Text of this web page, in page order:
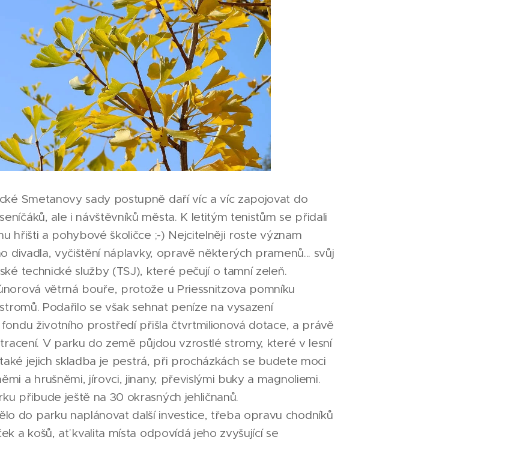
Smetanovy sady postupně daří víc a víc zapojovat do
ale i návštěvníků města. K letitým tenistům se přidali
hřišti a pohybové školičce ;-) Nejcitelněji roste význam
divadla, vyčištění náplavky, opravě některých pramenů... svůj
technické služby (TSJ), které pečují o tamní zeleň.
větrná bouře, protože u Priessnitzova pomníku
Podařilo se však sehnat peníze na vysazení
fondu životního prostředí přišla čtvrtmilionová dotace, a právě
V parku do země půjdou vzrostlé stromy, které v lesní
jejich skladba je pestrá, při procházkách se budete moci
a hrušněmi, jírovci, jinany, převislými buky a magnoliemi.
přibude ještě na 30 okrasných jehličnanů.
do parku naplánovat další investice, třeba opravu chodníků
a košů, ať kvalita místa odpovídá jeho zvyšující se